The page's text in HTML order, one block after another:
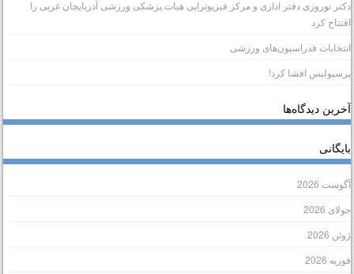
نوروزی دفتر اداری و مرکز فیزیوتراپی هیات پزشکی ورزشی آذربایجان غربی را
کرد
فدراسیون‌های ورزشی
افشا کرد!
دیدگاه‌ها
2026
2026
2026
2026